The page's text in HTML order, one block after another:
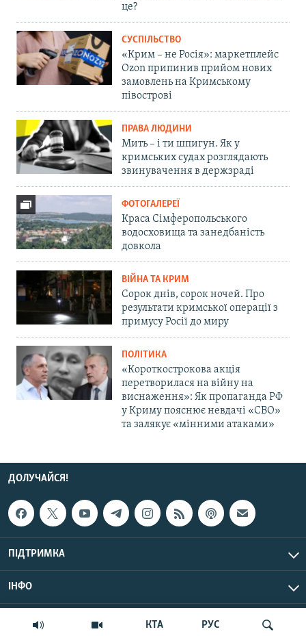
КТА РУС
це?
СУСПІЛЬСТВО
«Крим – не Росія»: маркетплейс
Ozon припинив прийом нових
замовлень на Кримському
півострові
ПРАВА ЛЮДИНИ
Мить – і ти шпигун. Як у
кримських судах розглядають
звинувачення в держзраді
ФОТОГАЛЕРЕЇ
Краса Сімферопольського
водосховища та занедбаність
довкола
ВІЙНА ТА КРИМ
Сорок днів, сорок ночей. Про
результати кримської операції з
примусу Росії до миру
ПОЛІТИКА
«Короткострокова акція
перетворилася на війну на
виснаження»: Як пропаганда РФ
у Криму пояснює невдачі «СВО»
та залякує «мінними атаками»
ДОЛУЧАЙСЯ!
ПІДТРИМКА
ІНФО
© Крим.Реалії, 2026 | Усі права застережено.